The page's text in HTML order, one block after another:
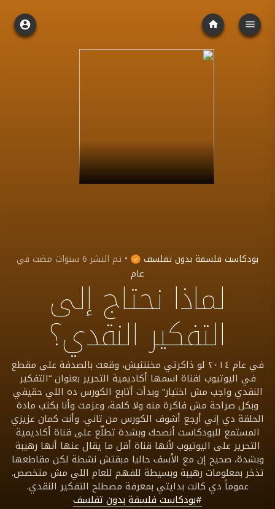
بودكاست فلسفة بدون تفلسف • تم النشر6 سنوات مضت
في
عام
لماذا نحتاج إلى
التفكير النقدي؟
في عام ٢٠١٤ لو ذاكرتي مخنتنيش، وقعت بالصدفة على مقطع
في اليوتيوب لقناة اسمها أكاديمية التحرير بعنوان “التفكير
النقدي واجب مش اختيار” وبدأت أتابع الكورس ده اللي حقيقي
وبكل صراحة مش فاكرة منه ولا كلمة، وعزمت وأنا بكتب مادة
الحلقة دي إني أرجع أشوف الكورس من تاني. وأنت كمان عزيزي
المستمع للبودكاست أنصحك وبشدة تطلّع على قناة أكاديمية
التحرير على اليوتيوب لأنها قناة أقل ما يقال عنها أنها رهيبة
وبشدة، صحيح إن مع الأسف حاليا مبقتش نشطة لكن مقاطعها
تذخر بمعلومات رهيبة وبسيطة للفهم للعام اللي مش متخصص.
عموماً دي كانت بدايتي بمعرفة مصطلح التفكير النقدي.
#بودكاست فلسفة بدون تفلسف